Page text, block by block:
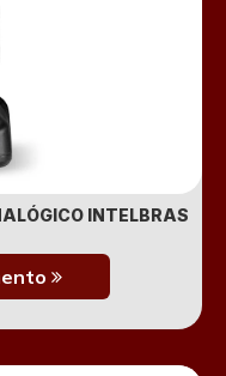
INTELBRAS